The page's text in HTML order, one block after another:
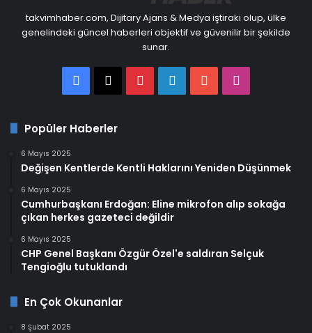
takvimhaber.com, Dijitary Ajans & Medya iştiraki olup, ülke
genelindeki güncel haberleri objektif ve güvenilir bir şekilde
sunar.
Facebook
X PinterestLinkedInYouTube
Popüler Haberler
6 Mayıs 2025
Değişen Kentlerde Kentli Haklarını Yeniden Düşünmek
6 Mayıs 2025
Cumhurbaşkanı Erdoğan: Eline mikrofon alıp sokağa
çıkan herkes gazeteci değildir
6 Mayıs 2025
CHP Genel Başkanı Özgür Özel'e saldıran Selçuk
Tengioğlu tutuklandı
En Çok Okunanlar
8 Şubat 2025